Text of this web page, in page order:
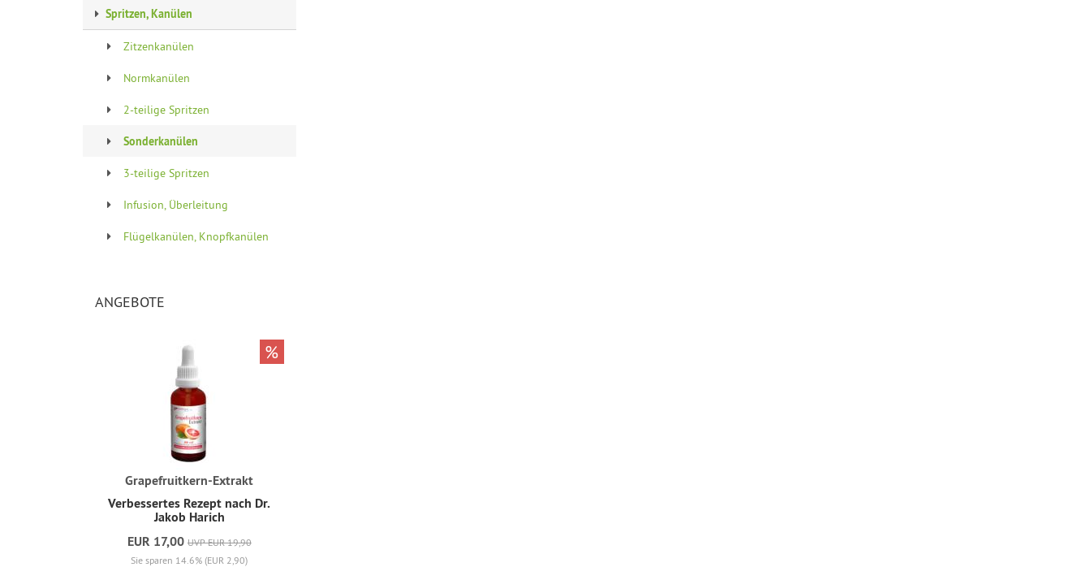
Spritzen, Kanülen
Zitzenkanülen
Normkanülen
2-teilige Spritzen
Sonderkanülen
3-teilige Spritzen
Infusion, Überleitung
Flügelkanülen, Knopfkanülen
ANGEBOTE
Grapefruitkern-Extrakt
Verbessertes Rezept nach Dr.
Jakob Harich
EUR 17,00 UVP EUR 19,90
Sie sparen 14.6% (EUR 2,90)
%